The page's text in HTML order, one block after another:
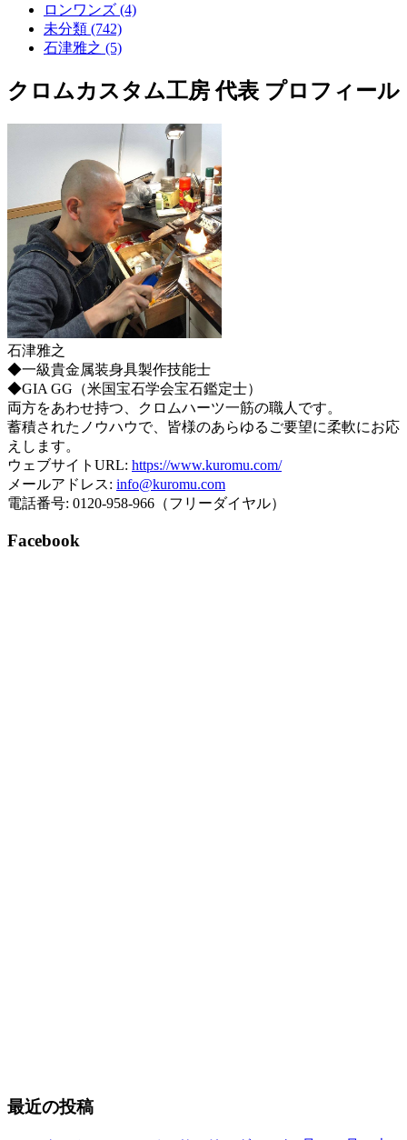
ロンワンズ (4)
未分類 (742)
石津雅之 (5)
クロムカスタム工房 代表 プロフィール
石津雅之
◆一級貴金属装身具製作技能士
◆GIA GG（米国宝石学会宝石鑑定士）
両方をあわせ持つ、クロムハーツ一筋の職人です。
蓄積されたノウハウで、皆様のあらゆるご要望に柔軟にお応
えします。
ウェブサイトURL: https://www.kuromu.com/
メールアドレス: info@kuromu.com
電話番号: 0120-958-966（フリーダイヤル）
Facebook
最近の投稿